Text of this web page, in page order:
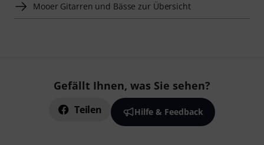
Mooer Gitarren und Bässe zur Übersicht
Gefällt Ihnen, was Sie sehen?
Teilen Hilfe & Feedback